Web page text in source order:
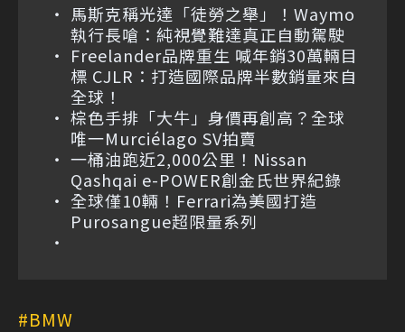
馬斯克稱光達「徒勞之舉」！Waymo
執行長嗆：純視覺難達真正自動駕駛
Freelander品牌重生 喊年銷30萬輛目
標 CJLR：打造國際品牌半數銷量來自
全球！
棕色手排「大牛」身價再創高？全球
唯一Murciélago SV拍賣
一桶油跑近2,000公里！Nissan
Qashqai e-POWER創金氏世界紀錄
全球僅10輛！Ferrari為美國打造
Purosangue超限量系列
BMW